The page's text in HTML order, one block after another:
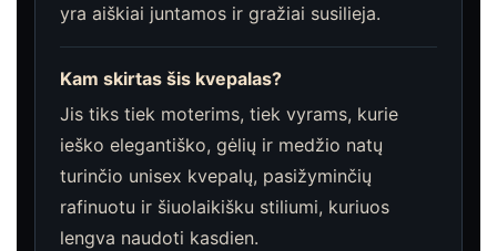
yra aiškiai juntamos ir gražiai susilieja.
Kam skirtas šis kvepalas?
Jis tiks tiek moterims, tiek vyrams, kurie
ieško elegantiško, gėlių ir medžio natų
turinčio unisex kvepalų, pasižyminčių
rafinuotu ir šiuolaikišku stiliumi, kuriuos
lengva naudoti kasdien.